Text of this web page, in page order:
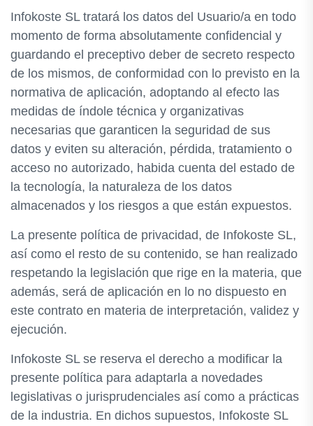
Infokoste SL tratará los datos del Usuario/a en todo
momento de forma absolutamente confidencial y
guardando el preceptivo deber de secreto respecto
de los mismos, de conformidad con lo previsto en la
normativa de aplicación, adoptando al efecto las
medidas de índole técnica y organizativas
necesarias que garanticen la seguridad de sus
datos y eviten su alteración, pérdida, tratamiento o
acceso no autorizado, habida cuenta del estado de
la tecnología, la naturaleza de los datos
almacenados y los riesgos a que están expuestos.
La presente política de privacidad, de Infokoste SL,
así como el resto de su contenido, se han realizado
respetando la legislación que rige en la materia, que
además, será de aplicación en lo no dispuesto en
este contrato en materia de interpretación, validez y
ejecución.
Infokoste SL se reserva el derecho a modificar la
presente política para adaptarla a novedades
legislativas o jurisprudenciales así como a prácticas
de la industria. En dichos supuestos, Infokoste SL